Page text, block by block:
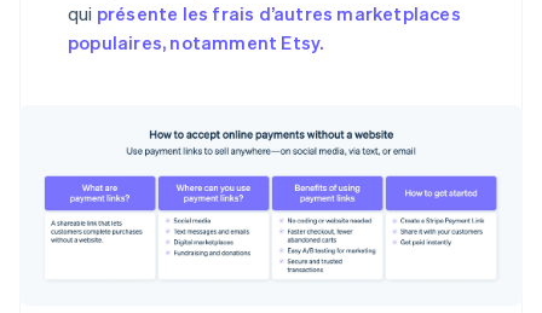
qui présente les frais d’autres marketplaces
populaires, notamment Etsy.